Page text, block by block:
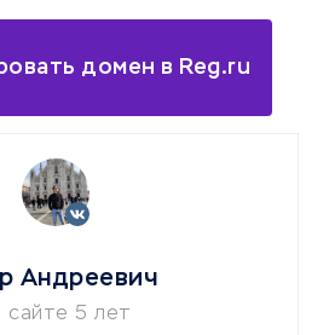
домен в Reg.ru
Андреевич
сайте 5 лет